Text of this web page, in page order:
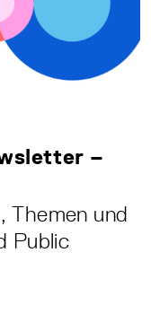
–
Themen und
Public